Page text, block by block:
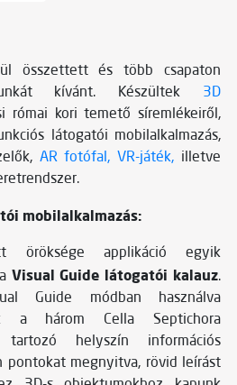
összettett és több csapaton
kívánt. Készültek 3D
római kori temető síremlékeiről,
látogatói mobilalkalmazás,
AR fotófal, VR-játék, illetve
mobilalkalmazás:
öröksége applikáció egyik
Visual Guide látogatói kalauz.
Guide módban használva
a három Cella Septichora
tartozó helyszín információs
pontokat megnyitva, rövid leírást